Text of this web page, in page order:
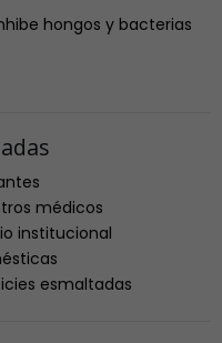
hongos y bacterias
médicos
institucional
esmaltadas